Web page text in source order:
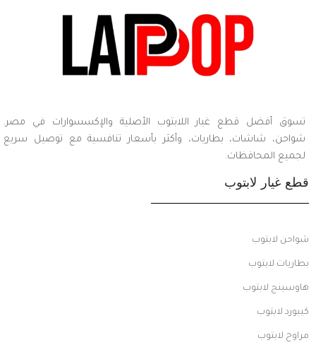
تسوق أفضل قطع غيار اللابتوب الأصلية والإكسسوارات في مصر.
شواحن، شاشات، بطاريات، وأكثر بأسعار تنافسية مع توصيل سريع
لجميع المحافظات.
قطع غيار لابتوب
شواحن لابتوب
بطاريات لابتوب
هاوسينج لابتوب
كيبورد لابتوب
مراوح لابتوب